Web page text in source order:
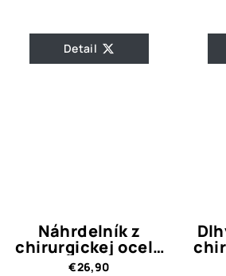
Detail
Náhrdelník z
chirurgickej ocele
VANESS
€26,90